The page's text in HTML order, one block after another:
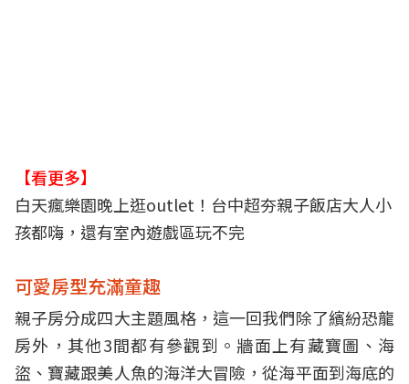
【看更多】
白天瘋樂園晚上逛outlet！台中超夯親子飯店大人小
孩都嗨，還有室內遊戲區玩不完
可愛房型充滿童趣
親子房分成四大主題風格，這一回我們除了繽紛恐龍
房外，其他3間都有參觀到。牆面上有藏寶圖、海
盜、寶藏跟美人魚的海洋大冒險，從海平面到海底的